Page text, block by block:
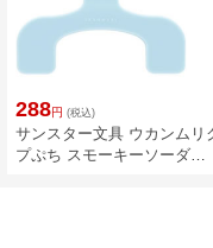
288円 (税込)
サンスター文具 ウカンムリ
プぷち スモーキーソーダ